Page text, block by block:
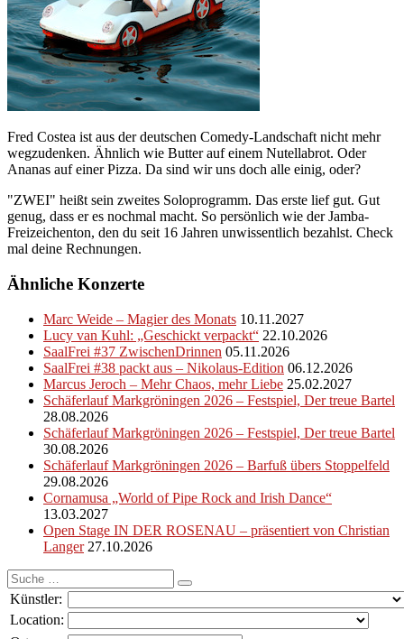
Fred Costea ist aus der deutschen Comedy-Landschaft nicht mehr
wegzudenken. Ähnlich wie Butter auf einem Nutellabrot. Oder
Ananas auf einer Pizza. Da sind wir uns doch alle einig, oder?
"ZWEI" heißt sein zweites Soloprogramm. Das erste lief gut. Gut
genug, dass er es nochmal macht. So persönlich wie der Jamba-
Freizeichenton, den du seit 16 Jahren unwissentlich bezahlst. Check
mal deine Rechnungen.
Ähnliche Konzerte
Marc Weide – Magier des Monats 10.11.2027
Lucy van Kuhl: „Geschickt verpackt“ 22.10.2026
SaalFrei #37 ZwischenDrinnen 05.11.2026
SaalFrei #38 packt aus – Nikolaus-Edition 06.12.2026
Marcus Jeroch – Mehr Chaos, mehr Liebe 25.02.2027
Schäferlauf Markgröningen 2026 – Festspiel, Der treue Bartel
28.08.2026
Schäferlauf Markgröningen 2026 – Festspiel, Der treue Bartel
30.08.2026
Schäferlauf Markgröningen 2026 – Barfuß übers Stoppelfeld
29.08.2026
Cornamusa „World of Pipe Rock and Irish Dance“
13.03.2027
Open Stage IN DER ROSENAU – präsentiert von Christian
Langer 27.10.2026
Suche
nach:
Künstler:
Location: